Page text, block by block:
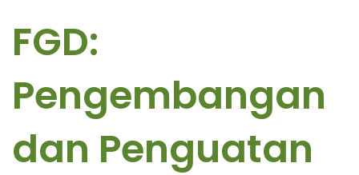
FGD:
Pengembangan
dan Penguatan